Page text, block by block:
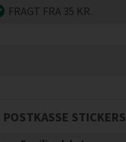
FRAGT FRA 35 KR.
POSTKASSE STICKERS